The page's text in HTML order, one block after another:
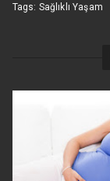
Tags: Sağlıklı Yaşam